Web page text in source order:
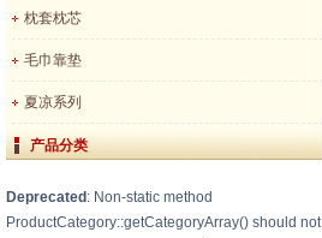
枕套枕芯
毛巾靠垫
夏凉系列
产品分类
Deprecated : Non-static method
ProductCategory::getCategoryArray() should not